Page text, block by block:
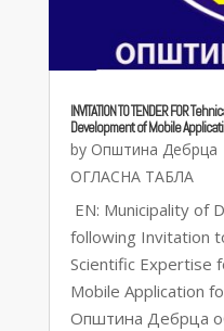
INVITATION TO TENDER FOR
Development of Mobile
by Општина Дебрца
ОГЛАСНА ТАБЛА
EN: Municipality of
following Invitation
Scientific Expertise
Mobile Application
Општина Дебрца